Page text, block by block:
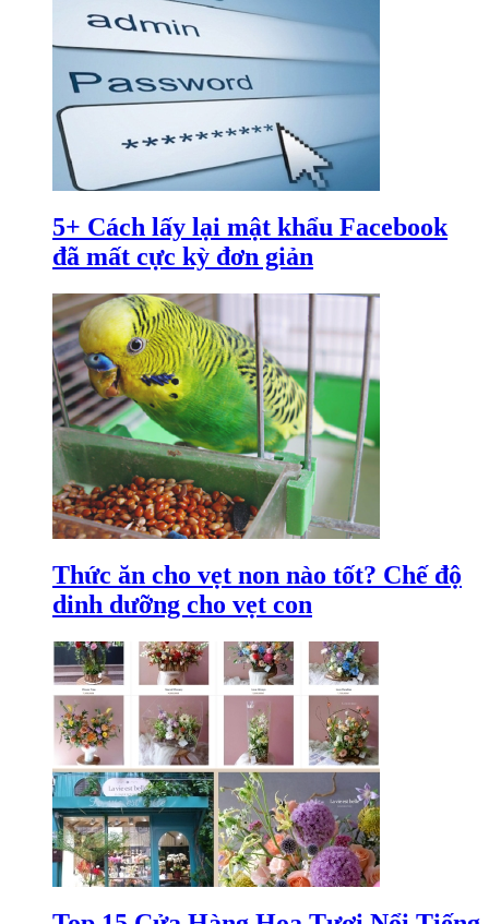
5+ Cách lấy lại mật khẩu Facebook
đã mất cực kỳ đơn giản
Thức ăn cho vẹt non nào tốt? Chế độ
dinh dưỡng cho vẹt con